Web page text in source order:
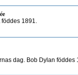
1891.
dag. Bob Dylan föddes